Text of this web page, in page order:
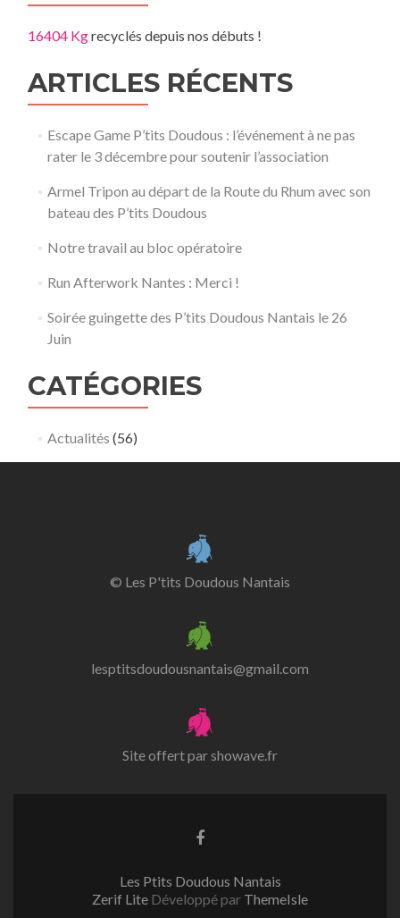
16404 Kgrecyclés depuis nos débuts !
ARTICLES RÉCENTS
Escape Game P’tits Doudous : l’événement à ne pas
rater le 3 décembre pour soutenir l’association
Armel Tripon au départ de la Route du Rhum avec son
bateau des P’tits Doudous
Notre travail au bloc opératoire
Run Afterwork Nantes : Merci !
Soirée guingette des P’tits Doudous Nantais le 26
Juin
CATÉGORIES
Actualités (56)
© Les P'tits Doudous Nantais
lesptitsdoudousnantais@gmail.com
Site offert parshowave.fr
Lien
Les Ptits Doudous Nantais
Zerif Lite Développé par ThemeIsle